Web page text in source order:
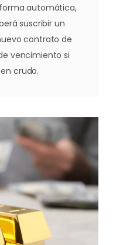
automática,
suscribir un
contrato de
vencimiento si
crudo.